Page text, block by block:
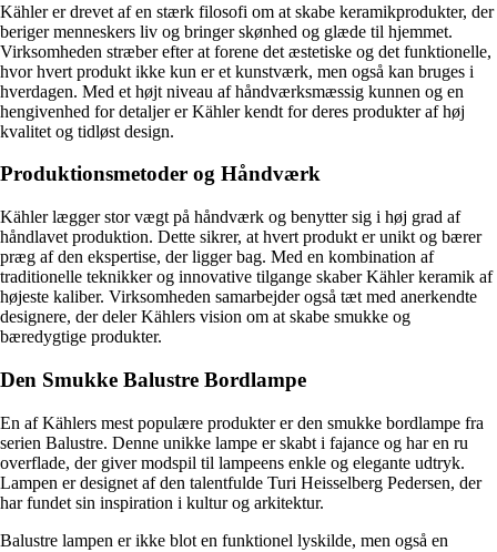
Kähler er drevet af en stærk filosofi om at skabe keramikprodukter, der
beriger menneskers liv og bringer skønhed og glæde til hjemmet.
Virksomheden stræber efter at forene det æstetiske og det funktionelle,
hvor hvert produkt ikke kun er et kunstværk, men også kan bruges i
hverdagen. Med et højt niveau af håndværksmæssig kunnen og en
hengivenhed for detaljer er Kähler kendt for deres produkter af høj
kvalitet og tidløst design.
Produktionsmetoder og Håndværk
Kähler lægger stor vægt på håndværk og benytter sig i høj grad af
håndlavet produktion. Dette sikrer, at hvert produkt er unikt og bærer
præg af den ekspertise, der ligger bag. Med en kombination af
traditionelle teknikker og innovative tilgange skaber Kähler keramik af
højeste kaliber. Virksomheden samarbejder også tæt med anerkendte
designere, der deler Kählers vision om at skabe smukke og
bæredygtige produkter.
Den Smukke Balustre Bordlampe
En af Kählers mest populære produkter er den smukke bordlampe fra
serien Balustre. Denne unikke lampe er skabt i fajance og har en ru
overflade, der giver modspil til lampeens enkle og elegante udtryk.
Lampen er designet af den talentfulde Turi Heisselberg Pedersen, der
har fundet sin inspiration i kultur og arkitektur.
Balustre lampen er ikke blot en funktionel lyskilde, men også en